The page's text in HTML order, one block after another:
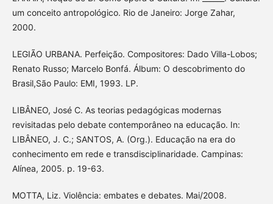
um conceito antropológico. Rio de Janeiro: Jorge Zahar,
2000.
LEGIÃO URBANA. Perfeição. Compositores: Dado Villa-Lobos;
Renato Russo; Marcelo Bonfá. Álbum: O descobrimento do
Brasil,São Paulo: EMI, 1993. LP.
LIBÂNEO, José C. As teorias pedagógicas modernas
revisitadas pelo debate contemporâneo na educação. In:
LIBÂNEO, J. C.; SANTOS, A. (Org.). Educação na era do
conhecimento em rede e transdisciplinaridade. Campinas:
Alínea, 2005. p. 19-63.
MOTTA, Liz. Violência: embates e debates. Mai/2008.